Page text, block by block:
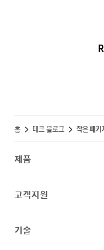
홈 테크 블로그 작은 패키
제품
고객지원
기술